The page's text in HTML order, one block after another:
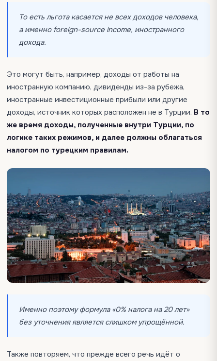
То есть льгота касается не всех доходов человека,
а именно foreign-source income, иностранного
дохода.
Это могут быть, например, доходы от работы на
иностранную компанию, дивиденды из-за рубежа,
иностранные инвестиционные прибыли или другие
доходы, источник которых расположен не в Турции. В то
же время доходы, полученные внутри Турции, по
логике таких режимов, и далее должны облагаться
налогом по турецким правилам.
Именно поэтому формула «0% налога на 20 лет»
без уточнения является слишком упрощённой.
Также повторяем, что прежде всего речь идёт о